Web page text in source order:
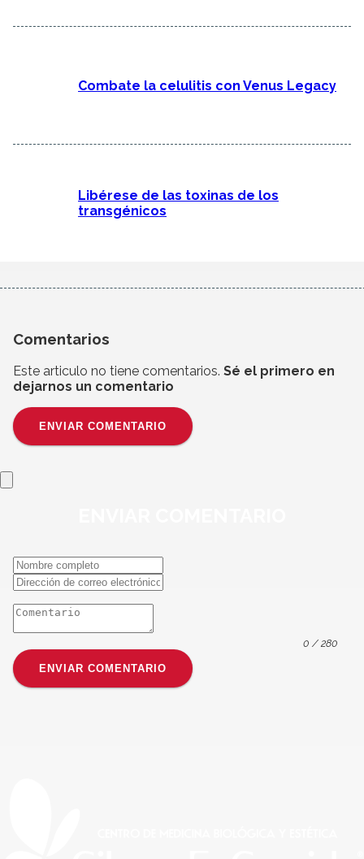
Combate la celulitis con Venus Legacy
Libérese de las toxinas de los
transgénicos
Comentarios
Este articulo no tiene comentarios. Sé el primero en
dejarnos un comentario
ENVIAR COMENTARIO
0 / 280
ENVIAR COMENTARIO